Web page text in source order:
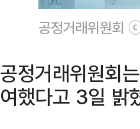
공정거래위원회
공정거래위원회
여했다고 3일 밝